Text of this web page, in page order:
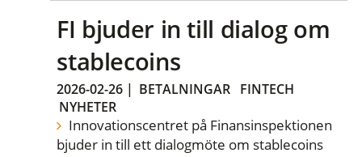
FI bjuder in till dialog om
stablecoins
2026-02-26 | BETALNINGAR FINTECH
NYHETER
Innovationscentret på Finansinspektionen
bjuder in till ett dialogmöte om stablecoins